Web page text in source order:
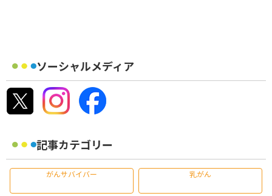
ソーシャルメディア
記事カテゴリー
がんサバイバー 乳がん